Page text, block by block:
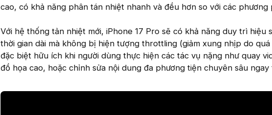
cao, có khả năng phân tán nhiệt nhanh và đều hơn so với các
Với hệ thống tản nhiệt mới, iPhone 17 Pro sẽ có khả năng duy trì hiệu
thời gian dài mà không bị hiện tượng throttling (giảm xung nhịp do
đặc biệt hữu ích khi người dùng thực hiện các tác vụ nặng như quay
đồ họa cao, hoặc chỉnh sửa nội dung đa phương tiện chuyên sâu